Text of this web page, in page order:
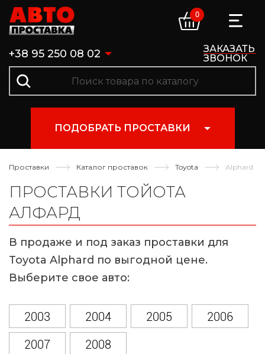
+38 95 250 08 02
ЗАКАЗАТЬ
ЗВОНОК
0
ПОДОБРАТЬ ПРОСТАВКИ
Проставки Каталог проставок Toyota Alphard
ПРОСТАВКИ ТОЙОТА
АЛФАРД
В продаже и под заказ проставки для
Toyota Alphard по выгодной цене.
Выберите свое авто:
2003 2004 2005
2006
2007
2008